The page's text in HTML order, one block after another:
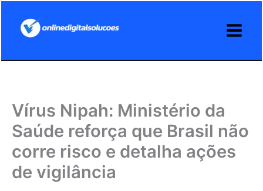
Vírus Nipah: Ministério da
Saúde reforça que Brasil não
corre risco e detalha ações
de vigilância